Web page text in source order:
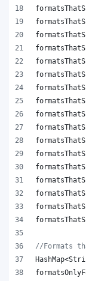
//Formats
HashMap<